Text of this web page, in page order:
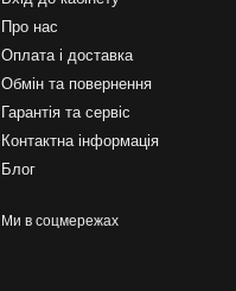
Про нас
Оплата і доставка
Обмін та повернення
Гарантія та сервіс
Контактна інформація
Блог
Ми в соцмережах